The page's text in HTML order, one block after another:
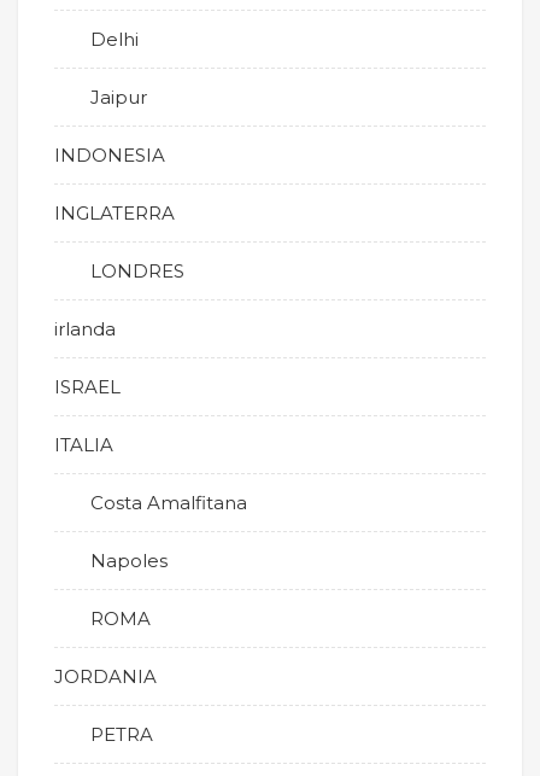
Delhi
Jaipur
INDONESIA
INGLATERRA
LONDRES
irlanda
ISRAEL
ITALIA
Costa Amalfitana
Napoles
ROMA
JORDANIA
PETRA